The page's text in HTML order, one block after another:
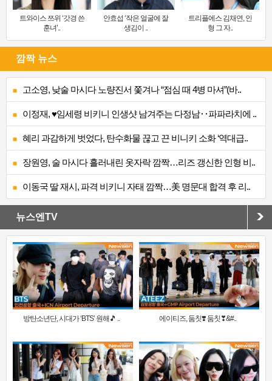
트와이스 쯔위 ‘갓경 쓴
훈녀’..
안효섭 ‘작은 얼굴에 잘
생김이 ..
트리플에스 김채연, 인
형 그 자..
깜짝 뉴스
고소영, 낮술 마시다 노량진서 쫓겨나 “점심 때 4병 마셔”(바..
이정재, ♥임세령 비키니 인생샷 남겨주는 다정남‥파파라치에 ..
혜리 과감하게 벗었다, 탄수화물 끊고 끈 비니키 소화 ‘역대급..
장원영, 술 마시다 흘러내린 옷자락 깜짝…리즈 갱신한 인형 비..
이동국 딸 재시, 파격 비키니 자태 깜짝…美 명문대 합격 후 리..
뉴스엔TV
방탄소년단, 시대가 ‘BTS’ 원해🎵 .. 에이티즈, 둠칫❣️ 둠칫❣&#..